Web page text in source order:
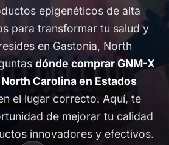
epigenéticos de alta
para transformar tu salud y
en Gastonia, North
dónde comprar GNM-X
Carolina en Estados
el lugar correcto. Aquí, te
de mejorar tu calidad
innovadores y efectivos.